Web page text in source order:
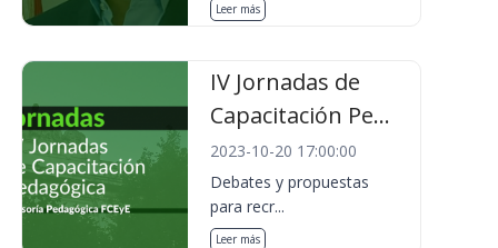
Leer más
IV Jornadas de
Capacitación Pe...
2023-10-20 17:00:00
Debates y propuestas
para recr...
Leer más